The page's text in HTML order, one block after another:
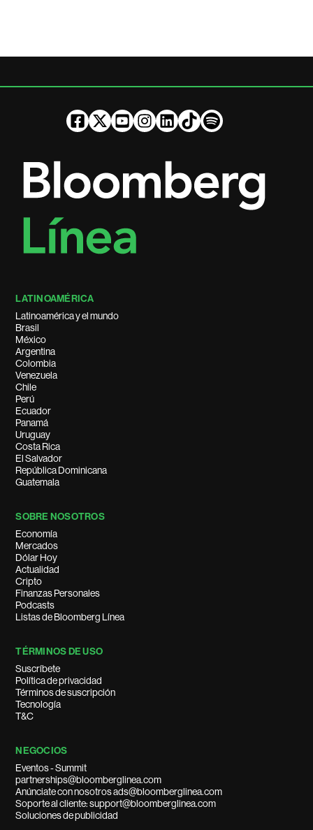
LATINOAMÉRICA
Latinoamérica y el mundo
Brasil
México
Argentina
Colombia
Venezuela
Chile
Perú
Ecuador
Panamá
Uruguay
Costa Rica
El Salvador
República Dominicana
Guatemala
SOBRE NOSOTROS
Economía
Mercados
Dólar Hoy
Actualidad
Cripto
Finanzas Personales
Podcasts
Listas de Bloomberg Línea
TÉRMINOS DE USO
Suscríbete
Política de privacidad
Términos de suscripción
Tecnología
T&C
NEGOCIOS
Eventos - Summit
partnerships@bloomberglinea.com
Anúnciate con nosotros ads@bloomberglinea.com
Soporte al cliente: support@bloomberglinea.com
Soluciones de publicidad